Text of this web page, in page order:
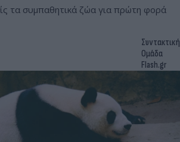
τα συμπαθητικά ζώα για πρώτη φορά
Συντακτική
Ομάδα
Flash.gr